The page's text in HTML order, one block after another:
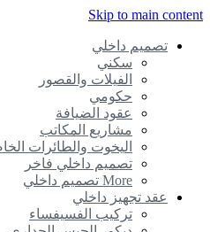
Skip to main
تصميم داخلي
سكني
الفيلات والقصور
حكومي
عقود الضيافة
مشاريع المكاتب
اليخوت والطائرات الخاصة
تصميم داخلي فاخر
More تصميم داخلي
عقد تجهيز داخلي
تركيب الفسيفساء